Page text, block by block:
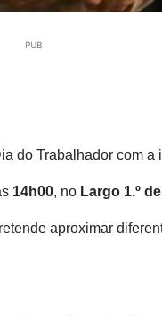
PUB
do Trabalhador com a
14h00, no Largo 1.º
aproximar